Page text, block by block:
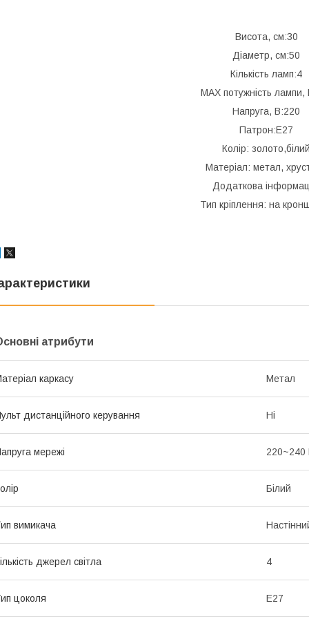
Висота, см:30
Діаметр, см:50
Кількість ламп:4
MAX потужність лампи,
Напруга, В:220
Патрон:E27
Колір:
Матеріал: метал,
Додаткова
Тип кріплення: на
атрибути
каркасу Метал
дистанційного керування Ні
мережі 220~240
Білий
вимикача
джерел світла 4
цоколя E27